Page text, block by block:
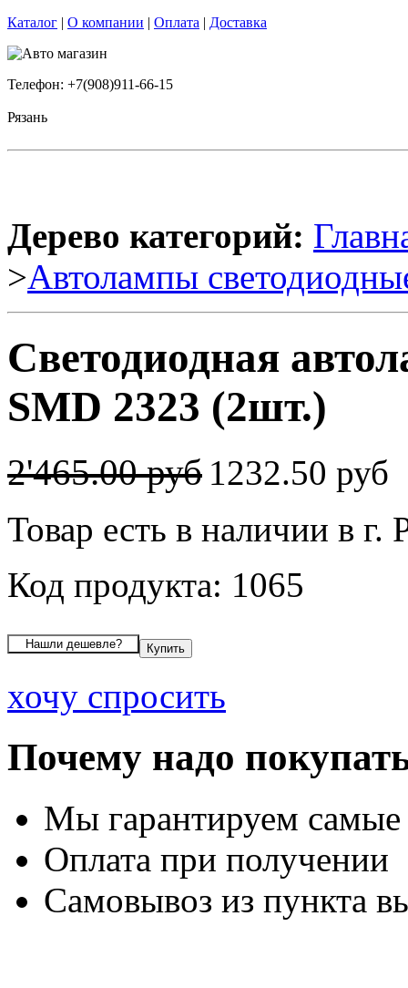
Каталог | О компании | Оплата | Доставка
Телефон: +7(908)911-66-15
Рязань
Дерево категорий:
>Автолампы
Светодиодная
SMD 2323 (2шт.)
2'465.00 руб 1232.50 руб
Товар есть в наличии в г.
Код продукта: 1065
хочу спросить
Почему надо
Мы гарантируем
Оплата при получении
Самовывоз из пункта